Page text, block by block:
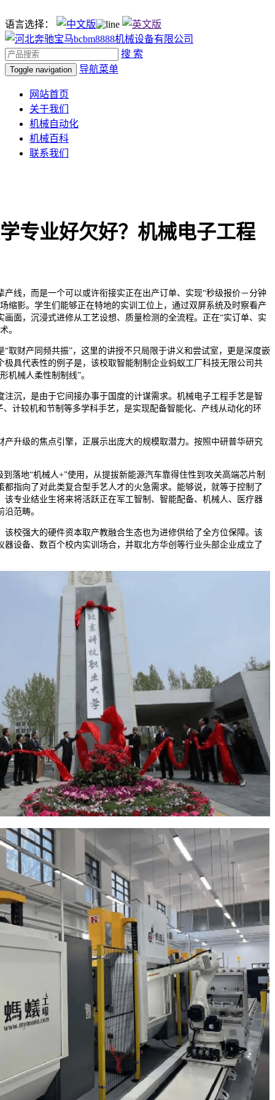
语言选择：
搜 索
Toggle navigation 导航菜单
网站首页
关于我们
机械自动化
机械百科
联系我们
专业好欠好？机械电子工程
，而是一个可以或许衔接实正在出产订单、实现“秒级报价－分钟
缩影。学生们能够正在特地的实训工位上，通过双屏系统及时察看产
画面，沉浸式进修从工艺设想、质量检测的全流程。正在“实订单、实
。
财产同频共振”，这里的讲授不只局限于讲义和尝试室，更是深度嵌
极具代表性的例子是，该校取智能制制企业蚂蚁工厂科技无限公司共
机械人柔性制制线”。
，是由于它间接办事于国度的计谋需求。机械电子工程手艺是智
、计较机和节制等多学科手艺，是实现配备智能化、产线从动化的环
级的焦点引擎，正展示出庞大的规模取潜力。按照中研普华研究
地“机械人+”使用，从提拔新能源汽车靠得住性到攻关高端芯片制
都指向了对此类复合型手艺人才的火急需求。能够说，就等于控制了
该专业结业生将来将活跃正在军工智制、智能配备、机械人、医疗器
范畴。
强大的硬件资本取产教融合生态也为进修供给了全方位保障。该
器设备、数百个校内实训场合，并取北方华创等行业头部企业成立了